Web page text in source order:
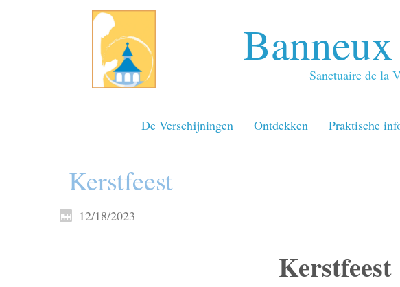
Sanctuaire de la
De Verschijningen Ontdekken Praktische
Kerstfeest
12/18/2023
Kerstfeest